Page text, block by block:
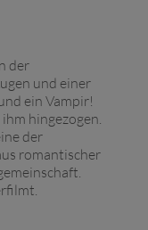
der
und einer
ein Vampir!
hingezogen.
der
romantischer